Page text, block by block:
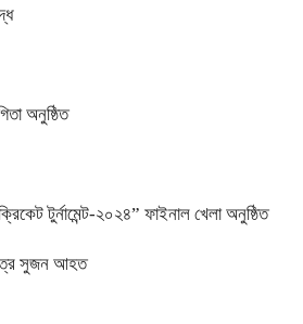
অনুষ্ঠিত
টুর্নামেন্ট-২০২৪” ফাইনাল খেলা অনুষ্ঠিত
সুজন আহত